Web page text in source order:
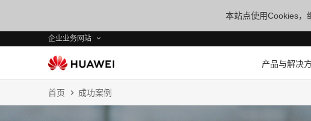
本站点使用Cookies，
企业业务网站
产品与解决
首页 成功案例